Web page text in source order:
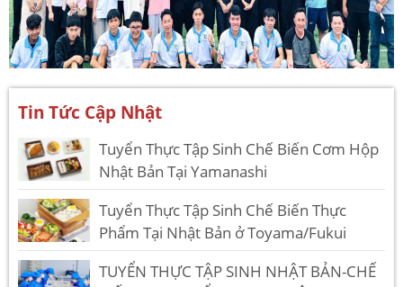
Tin Tức Cập Nhật
Tuyển Thực Tập Sinh Chế Biến Cơm Hộp
Nhật Bản Tại Yamanashi
Tuyển Thực Tập Sinh Chế Biến Thực
Phẩm Tại Nhật Bản ở Toyama/Fukui
TUYỂN THỰC TẬP SINH NHẬT BẢN-CHẾ